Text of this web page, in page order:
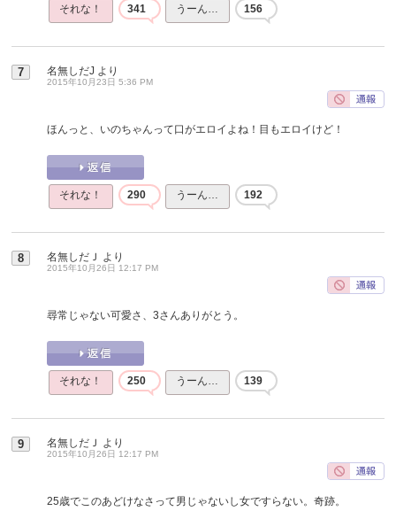
それな！ 341 うーん… 156
7 名無しだJ より
2015年10月23日 5:36 PM
ほんっと、いのちゃんって口がエロイよね！目もエロイけど！
それな！ 290 うーん… 192
8 名無しだＪ より
2015年10月26日 12:17 PM
尋常じゃない可愛さ、3さんありがとう。
それな！ 250 うーん… 139
9 名無しだＪ より
2015年10月26日 12:17 PM
25歳でこのあどけなさって男じゃないし女ですらない。奇跡。